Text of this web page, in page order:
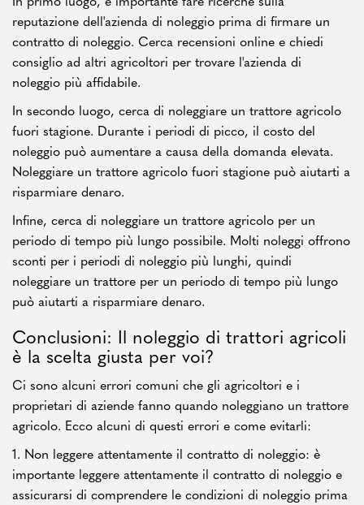
reputazione dell'azienda di noleggio prima di firmare un
contratto di noleggio. Cerca recensioni online e chiedi
consiglio ad altri agricoltori per trovare l'azienda di
noleggio più affidabile.
In secondo luogo, cerca di noleggiare un trattore agricolo
fuori stagione. Durante i periodi di picco, il costo del
noleggio può aumentare a causa della domanda elevata.
Noleggiare un trattore agricolo fuori stagione può aiutarti a
risparmiare denaro.
Infine, cerca di noleggiare un trattore agricolo per un
periodo di tempo più lungo possibile. Molti noleggi offrono
sconti per i periodi di noleggio più lunghi, quindi
noleggiare un trattore per un periodo di tempo più lungo
può aiutarti a risparmiare denaro.
Conclusioni: Il noleggio di trattori agricoli
è la scelta giusta per voi?
Ci sono alcuni errori comuni che gli agricoltori e i
proprietari di aziende fanno quando noleggiano un trattore
agricolo. Ecco alcuni di questi errori e come evitarli:
1. Non leggere attentamente il contratto di noleggio: è
importante leggere attentamente il contratto di noleggio e
assicurarsi di comprendere le condizioni di noleggio prima